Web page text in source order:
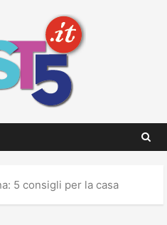
5 consigli per la casa